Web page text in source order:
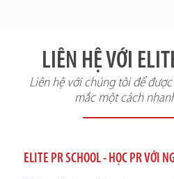
LIÊN HỆ VỚI
Liên hệ với chúng tôi để
mắc một cách
ELITE PR SCHOOL - HỌC PR VỚI